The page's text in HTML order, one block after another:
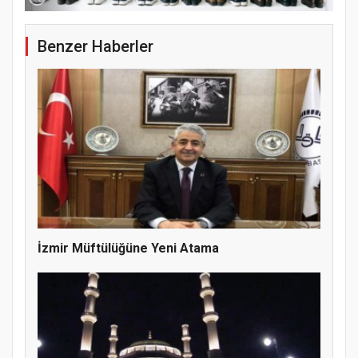
Samsun Atakum’da 15 Temmuz Programı
Benzer Haberler
İzmir Müftülüğüne Yeni Atama